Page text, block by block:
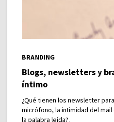
BRANDING
Blogs, newsletters y
íntimo
¿Qué tienen los newsletter
micrófono, la intimidad del
la palabra leída?.